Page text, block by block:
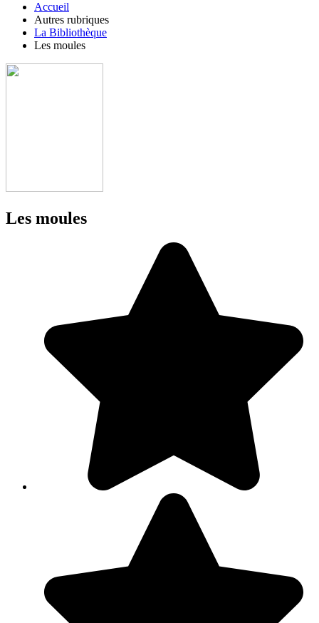
Accueil
Autres rubriques
La Bibliothèque
Les moules
Les moules